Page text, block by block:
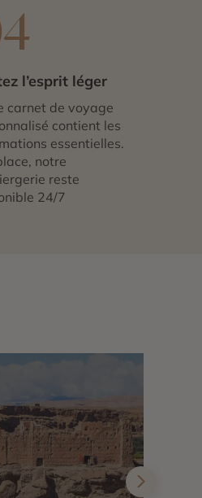
l’esprit léger
carnet de voyage
contient les
essentielles.
notre
reste
24/7